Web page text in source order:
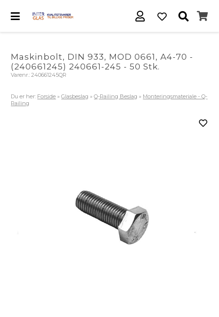
Maskinbolt, DIN 933, MOD 0661, A4-70 -
(240661245) 240661-245 - 50 Stk.
Varenr.:240661245QR
Du er her: Forside »Glasbeslag »Q-Railing Beslag » Monteringsmateriale - Q-
Railing